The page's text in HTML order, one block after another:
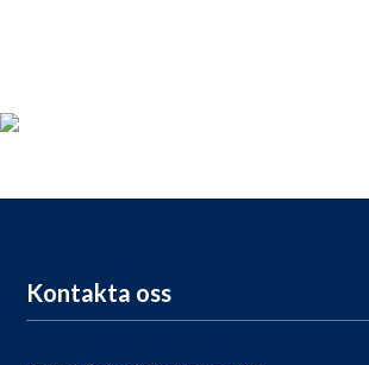
Kontakta oss